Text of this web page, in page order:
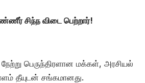
சிந்ந விடை பெற்றார்!
பெருந்திரளான மக்கள், அரசியல்
தீயுடன் சங்கமானது.